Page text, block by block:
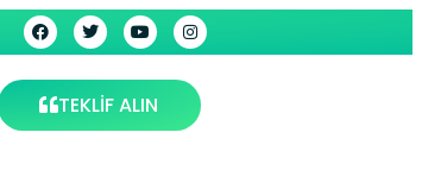
TEKLİF ALIN